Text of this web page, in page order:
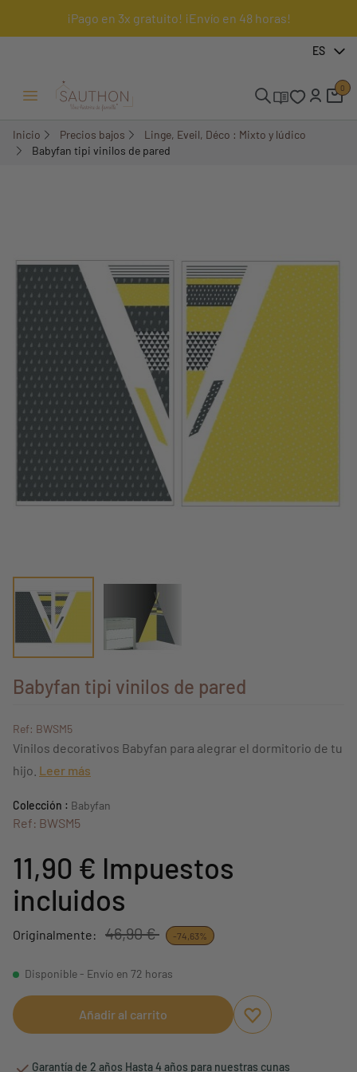
¡Pago en 3x gratuito! ¡Envío en 48 horas!
ES
Menú Abrir/Cerrar
0
Inicio Precios bajos
Linge, Eveil, Déco : Mixto y lúdico
Babyfan tipi vinilos de pared
-74,63%
Babyfan tipi vinilos de pared
Ref: BWSM5
Vinilos decorativos Babyfan para alegrar el dormitorio de tu
hijo. Leer más
Colección : Babyfan
Ref: BWSM5
11,90 € Impuestos
incluidos
Originalmente: 46,90 € -74,63%
Disponible - Envío en 72 horas
Añadir al carrito
Aggiungi ai
borrar favoritos
Garantía de 2 años Hasta 4 años para nuestras cunas